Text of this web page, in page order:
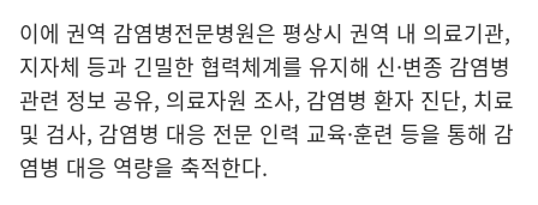
이에 권역 감염병전문병원은 평상시 권역 내 의료기관,
지자체 등과 긴밀한 협력체계를 유지해 신·변종 감염병
관련 정보 공유, 의료자원 조사, 감염병 환자 진단, 치료
및 검사, 감염병 대응 전문 인력 교육·훈련 등을 통해 감
염병 대응 역량을 축적한다.